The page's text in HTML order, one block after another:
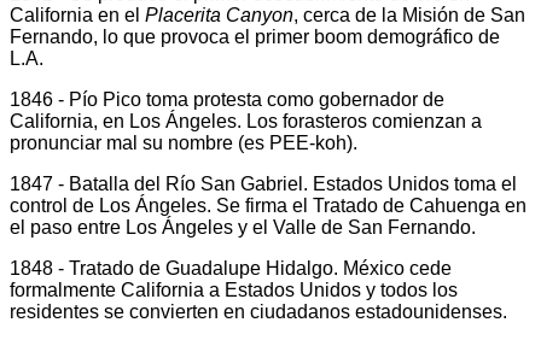
California en el Placerita Canyon, cerca de la Misión de San
Fernando, lo que provoca el primer boom demográfico de
L.A.
1846 - Pío Pico toma protesta como gobernador de
California, en Los Ángeles. Los forasteros comienzan a
pronunciar mal su nombre (es PEE-koh).
1847 - Batalla del Río San Gabriel. Estados Unidos toma el
control de Los Ángeles. Se firma el Tratado de Cahuenga en
el paso entre Los Ángeles y el Valle de San Fernando.
1848 - Tratado de Guadalupe Hidalgo. México cede
formalmente California a Estados Unidos y todos los
residentes se convierten en ciudadanos estadounidenses.